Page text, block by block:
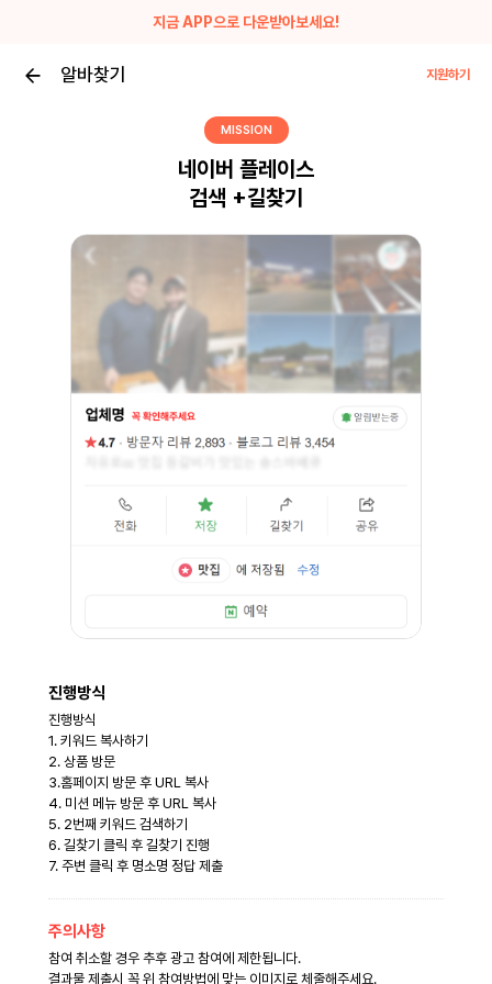
지금 APP으로 다운받아보세요!
알바찾기 지원하기
MISSION
네이버 플레이스
검색 +길찾기
진행방식
진행방식
1. 키워드 복사하기
2. 상품 방문
3.홈페이지 방문 후 URL 복사
4. 미션 메뉴 방문 후 URL 복사
5. 2번째 키워드 검색하기
6. 길찾기 클릭 후 길찾기 진행
7. 주변 클릭 후 명소명 정답 제출
주의사항
참여 취소할 경우 추후 광고 참여에 제한됩니다.
결과물 제출시 꼭 위 참여방법에 맞는 이미지로 체줄해주세요.